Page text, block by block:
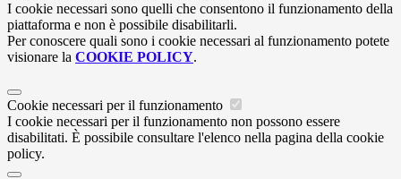
I cookie necessari sono quelli che consentono il funzionamento della
piattaforma e non è possibile disabilitarli.
Per conoscere quali sono i cookie necessari al funzionamento potete
visionare la COOKIE POLICY.
Cookie necessari per il funzionamento
I cookie necessari per il funzionamento non possono essere
disabilitati. È possibile consultare l'elenco nella pagina della cookie
policy.